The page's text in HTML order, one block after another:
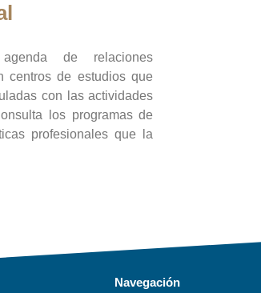
de relaciones
centros de estudios que
con las actividades
los programas de
profesionales que la
Navegación